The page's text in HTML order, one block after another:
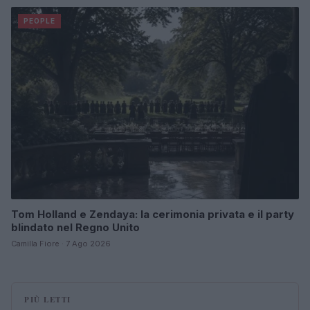
PEOPLE
Tom Holland e Zendaya: la cerimonia privata e il party
blindato nel Regno Unito
Camilla Fiore · 7 Ago 2026
PIÙ LETTI